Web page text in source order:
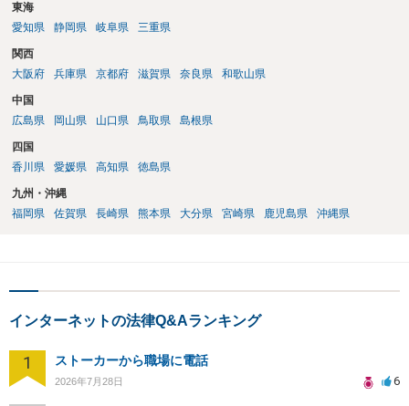
東海
愛知県
静岡県 岐阜県 三重県
関西
大阪府
兵庫県 京都府 滋賀県 奈良県 和歌山県
中国
広島県
岡山県 山口県 鳥取県 島根県
四国
香川県
愛媛県 高知県 徳島県
九州・沖縄
福岡県
佐賀県 長崎県 熊本県 大分県 宮崎県 鹿児島県 沖縄県
インターネットの法律Q&Aランキング
1 ストーカーから職場に電話
2026年7月28日 6